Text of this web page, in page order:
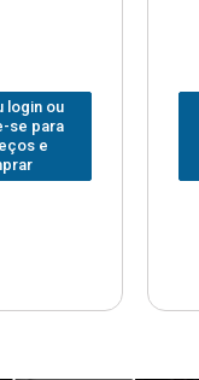
login ou
se para
e